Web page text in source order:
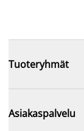
Tuoteryhmät
Asiakaspalvelu